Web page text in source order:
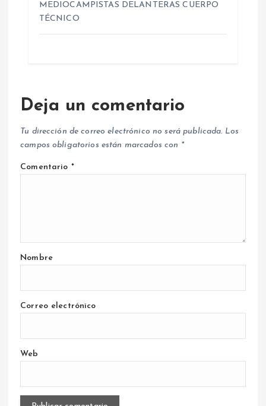
MEDIOCAMPISTAS DELANTERAS CUERPO
TÉCNICO
Deja un comentario
Tu dirección de correo electrónico no será publicada. Los
campos obligatorios están marcados con *
Comentario *
Nombre
Correo electrónico
Web